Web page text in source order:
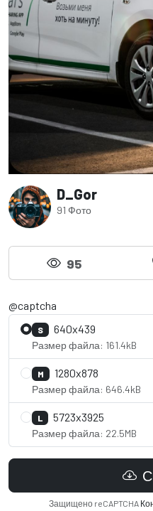
D_Gor
91 Фото
95
@captcha
S 640x439
Размер файла: 161.4kB
M 1280x878
Размер файла: 646.4kB
L 5723x3925
Размер файла: 22.5MB
Защищено reCAPTCHA